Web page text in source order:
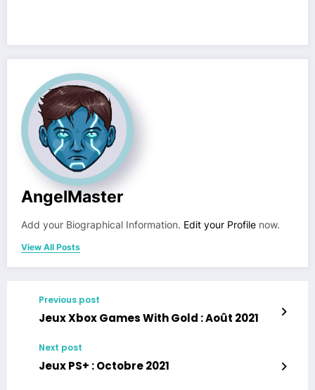
AngelMaster
Add your Biographical Information. Edit your Profile now.
View All Posts
Previous post
Jeux Xbox Games With Gold : Août 2021
Next post
Jeux PS+ : Octobre 2021